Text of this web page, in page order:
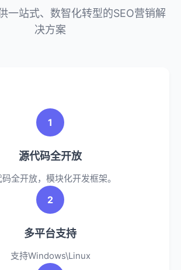
一站式、数智化转型的SEO营销解
决方案
1
源代码全开放
全开放，模块化开发框架。
2
多平台支持
支持Windows\Linux